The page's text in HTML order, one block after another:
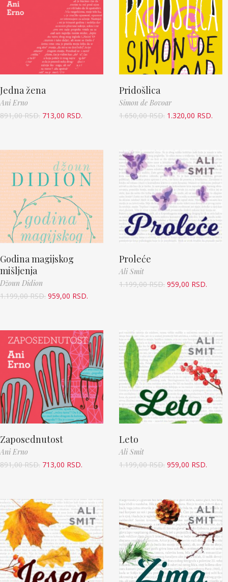
Jedna žena
Ani Erno
891,00RSD. 713,00 RSD.
Pridošlica
Simon de Bovoar
1.650,00RSD. 1.320,00 RSD.
Godina magijskog
mišljenja
Džoun Didion
1.199,00RSD. 959,00 RSD.
Proleće
Ali Smit
1.199,00RSD. 959,00 RSD.
Zaposednutost
Ani Erno
891,00RSD. 713,00 RSD.
Leto
Ali Smit
1.199,00RSD. 959,00 RSD.